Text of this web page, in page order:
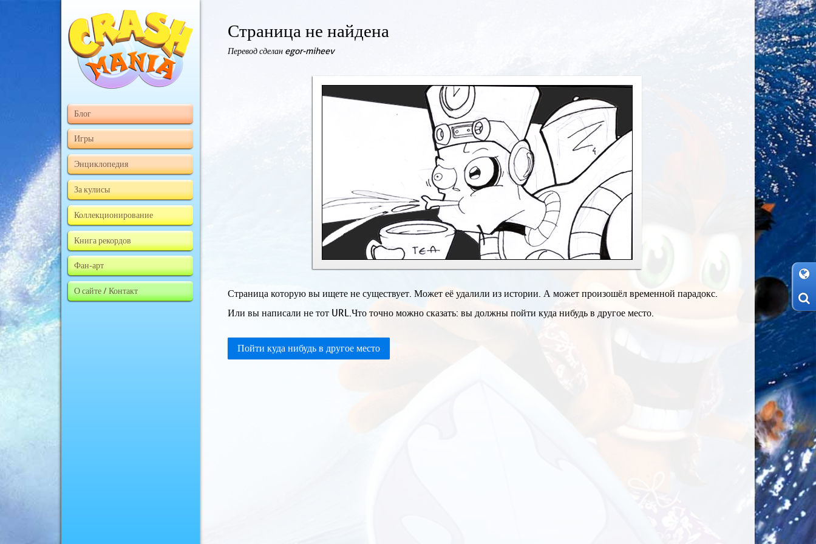
Блог
Игры
Энциклопедия
За кулисы
Коллекционирование
Книга рекордов
Фан-арт
О сайте / Контакт
Страница не найдена
Перевод сделан egor-miheev
Страница которую вы ищете не существует. Может её удалили из истории. А может произошёл временной парадокс.
Или вы написали не тот URL.Что точно можно сказать: вы должны пойти куда нибудь в другое место.
Пойти куда нибудь в другое место